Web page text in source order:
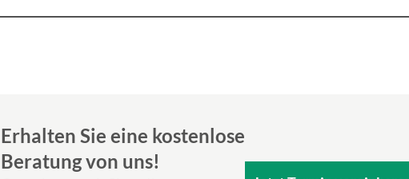
Erhalten Sie eine kostenlose
Beratung von uns!